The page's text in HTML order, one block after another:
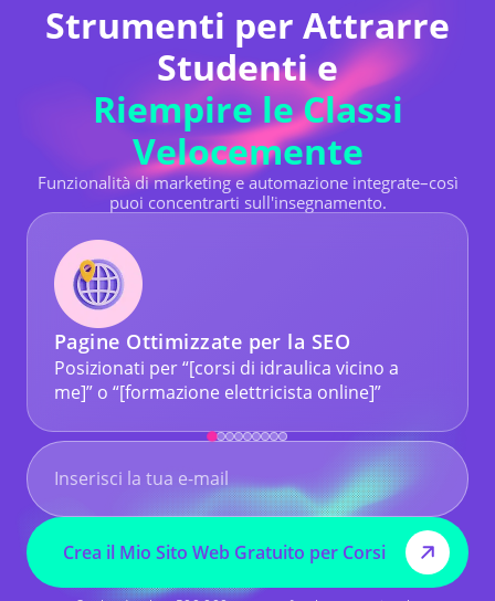
Strumenti per Attrarre
Studenti e
Riempire le Classi
Velocemente
Funzionalità di marketing e automazione integrate–così
puoi concentrarti sull'insegnamento.
Pagine Ottimizzate per la SEO
Posizionati per “[corsi di idraulica vicino a
me]” o “[formazione elettricista online]”
Crea il Mio Sito Web Gratuito per Corsi